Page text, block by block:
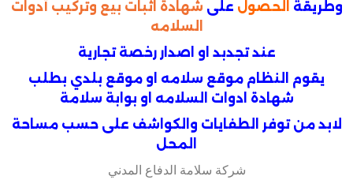
وطريقة الحصول على شهادة اثبات بيع وتركيب أدوات
السلامه
عند تجدبد او اصدار رخصة تجارية
يقوم النظام موقع سلامه او موقع بلدي بطلب
شهادة ادوات السلامه او بوابة سلامة
لابد من توفر الطفايات والكواشف على حسب مساحة
المحل
شركة سلامة الدفاع المدني